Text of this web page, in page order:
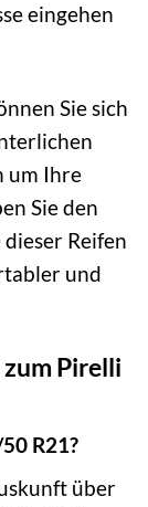
eingehen
Sie sich
um Ihre
Sie den
Reifen
und
Pirelli
R21?
über